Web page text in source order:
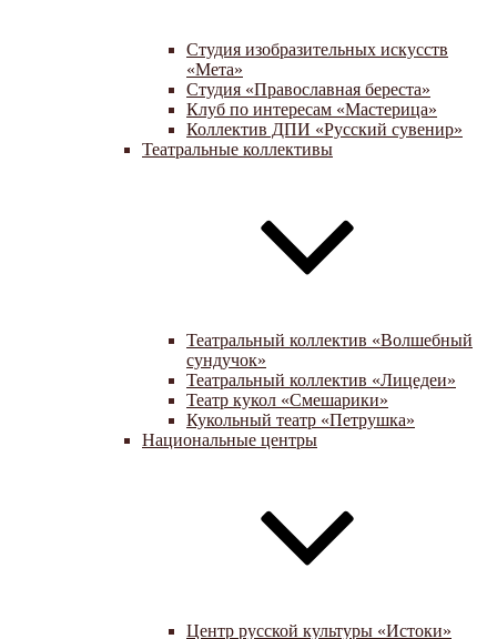
Студия изобразительных искусств
«Мета»
Студия «Православная береста»
Клуб по интересам «Мастерица»
Коллектив ДПИ «Русский сувенир»
Театральные коллективы
Театральный коллектив «Волшебный
сундучок»
Театральный коллектив «Лицедеи»
Театр кукол «Смешарики»
Кукольный театр «Петрушка»
Национальные центры
Центр русской культуры «Истоки»